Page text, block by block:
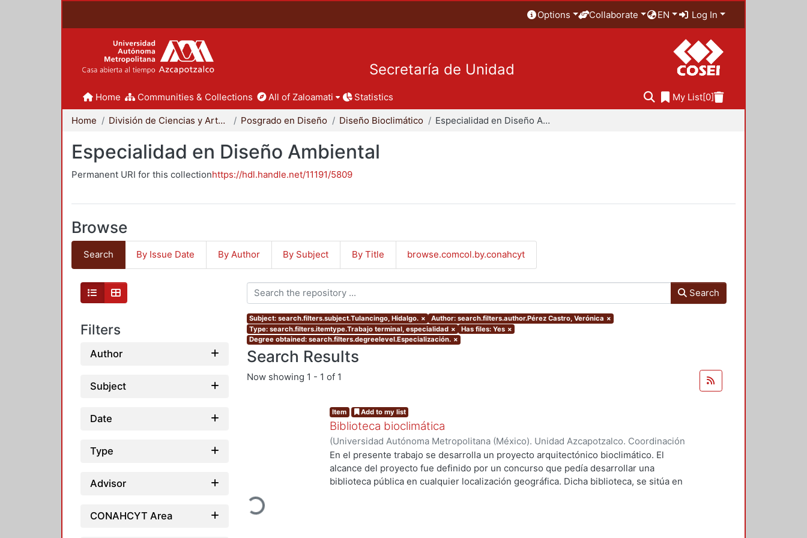
Options Collaborate EN Log In
Secretaría de Unidad
Home Communities & Collections All of Zaloamati Statistics My List[0]
Home División de Ciencias y Artes para el Diseño Posgrado en Diseño Diseño Bioclimático Especialidad en Diseño Ambiental
Especialidad en Diseño Ambiental
Permanent URI for this collectionhttps://hdl.handle.net/11191/5809
Browse
Search By Issue Date By Author By Subject By Title browse.comcol.by.conahcyt
Filters
Author
Subject
Date
Type
Advisor
CONAHCYT Area
Search
Subject: search.filters.subject.Tulancingo, Hidalgo. × Author: search.filters.author.Pérez Castro, Verónica ×
Type: search.filters.itemtype.Trabajo terminal, especialidad × Has files: Yes ×
Degree obtained: search.filters.degreelevel.Especialización. ×
Search Results
Now showing 1 - 1 of 1
Loading...
Item Add to my list
Biblioteca bioclimática
(Universidad Autónoma Metropolitana (México). Unidad Azcapotzalco. Coordinación
de Servicios de Información.,2013-08) Pérez Castro, Verónica
En el presente trabajo se desarrolla un proyecto arquitectónico bioclimático. El
alcance del proyecto fue definido por un concurso que pedía desarrollar una
biblioteca pública en cualquier localización geográfica. Dicha biblioteca, se sitúa en